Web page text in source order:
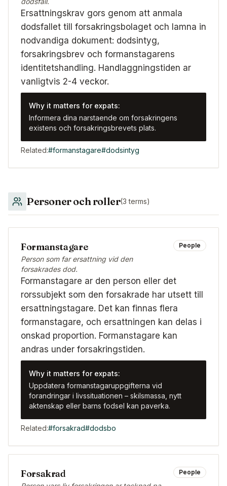
Ersattningskrav gors genom att anmala
dodsfallet till forsakringsbolaget och lamna in
nodvandiga dokument: dodsintyg,
forsakringsbrev och formanstagarens
identitetshandling. Handlaggningstiden ar
vanligtvis 2-4 veckor.
Why it matters for expats:
Informera dina narstaende om forsakringens
existens och forsakringsbrevets plats.
Related:#formanstagare#dodsintyg
Personer och roller(3 terms)
Formanstagare
Person som far ersattning vid den
forsakrades dod.
People
Formanstagare ar den person eller det
rorssubjekt som den forsakrade har utsett till
ersattningstagare. Det kan finnas flera
formanstagare, och ersattningen kan delas i
onskad proportion. Formanstagare kan
andras under forsakringstiden.
Why it matters for expats:
Uppdatera formanstagaruppgifterna vid
forandringar i livssituationen – skilsmassa, nytt
aktenskap eller barns fodsel kan paverka.
Related:#forsakrad#dodsbo
Forsakrad People